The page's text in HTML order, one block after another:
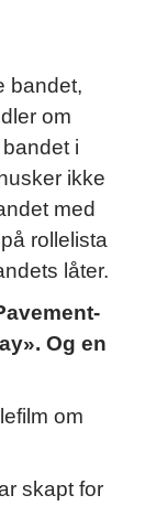
bandet,
om
i
ikke
med
rollelista
låter.
Og en
om
skapt for